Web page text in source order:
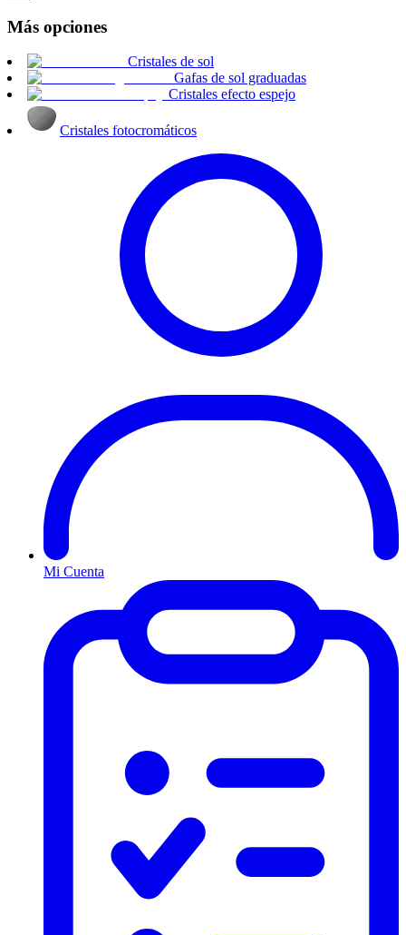
Más opciones
Cristales de sol
Gafas de sol graduadas
Cristales efecto espejo
Cristales fotocromáticos
Mi Cuenta